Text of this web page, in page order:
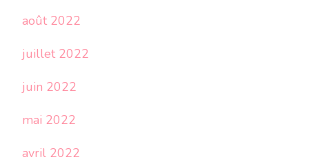
août 2022
juillet 2022
juin 2022
mai 2022
avril 2022